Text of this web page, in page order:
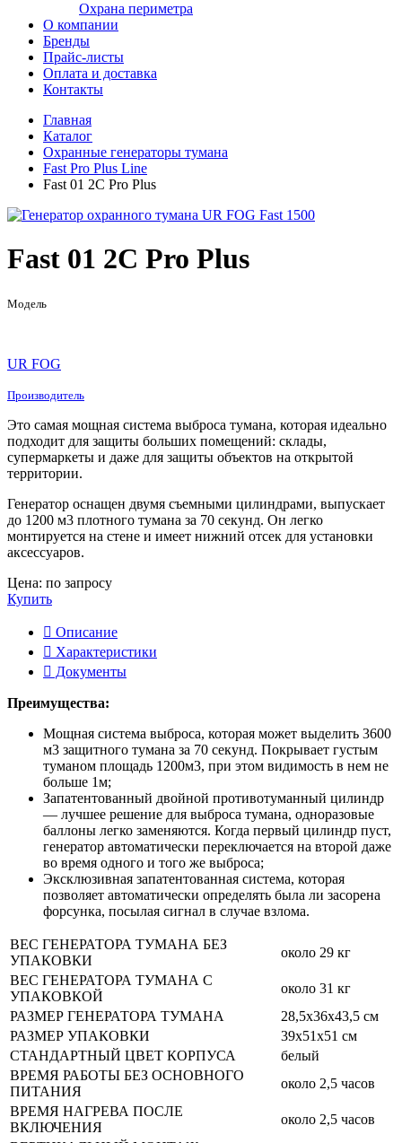
Охрана периметра
О компании
Бренды
Прайс-листы
Оплата и доставка
Контакты
Главная
Каталог
Охранные генераторы тумана
Fast Pro Plus Line
Fast 01 2C Pro Plus
Fast 01 2C Pro Plus
Модель
UR FOG
Производитель
Это самая мощная система выброса тумана, которая идеально
подходит для защиты больших помещений: склады,
супермаркеты и даже для защиты объектов на открытой
территории.
Генератор оснащен двумя съемными цилиндрами, выпускает
до 1200 м3 плотного тумана за 70 секунд. Он легко
монтируется на стене и имеет нижний отсек для установки
аксессуаров.
Цена: по запросу
Купить
Описание
Характеристики
Документы
Преимущества:
Мощная система выброса, которая может выделить 3600
м3 защитного тумана за 70 секунд. Покрывает густым
туманом площадь 1200м3, при этом видимость в нем не
больше 1м;
Запатентованный двойной противотуманный цилиндр
— лучшее решение для выброса тумана, одноразовые
баллоны легко заменяются. Когда первый цилиндр пуст,
генератор автоматически переключается на второй даже
во время одного и того же выброса;
Эксклюзивная запатентованная система, которая
позволяет автоматически определять была ли засорена
форсунка, посылая сигнал в случае взлома.
ВЕС ГЕНЕРАТОРА ТУМАНА БЕЗ
УПАКОВКИ
около 29 кг
ВЕС ГЕНЕРАТОРА ТУМАНА С
УПАКОВКОЙ
около 31 кг
РАЗМЕР ГЕНЕРАТОРА ТУМАНА
28,5x36x43,5 см
РАЗМЕР УПАКОВКИ
39х51х51 см
СТАНДАРТНЫЙ ЦВЕТ КОРПУСА
белый
ВРЕМЯ РАБОТЫ БЕЗ ОСНОВНОГО
ПИТАНИЯ
около 2,5 часов
ВРЕМЯ НАГРЕВА ПОСЛЕ
ВКЛЮЧЕНИЯ
около 2,5 часов